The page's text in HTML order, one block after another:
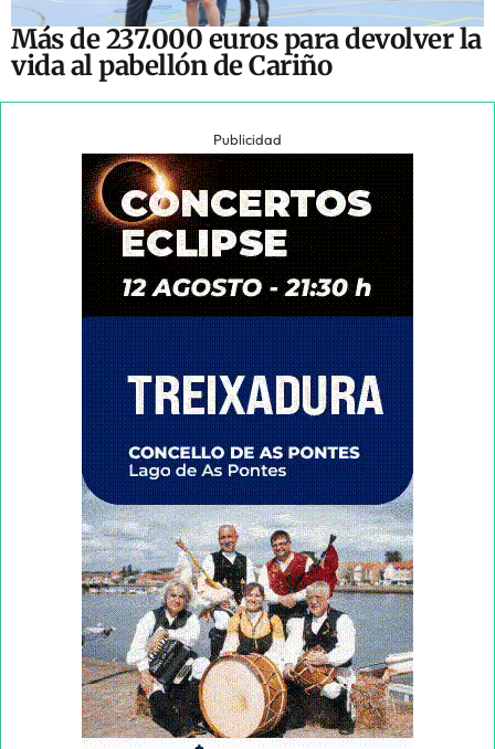
Más de 237.000 euros para devolver la
vida al pabellón de Cariño
Publicidad